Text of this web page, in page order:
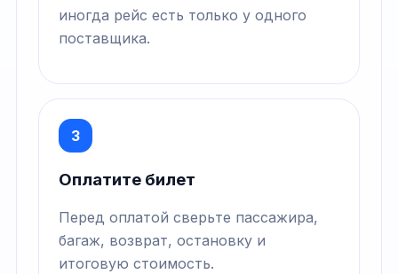
иногда рейс есть только у одного
поставщика.
3
Оплатите билет
Перед оплатой сверьте пассажира,
багаж, возврат, остановку и
итоговую стоимость.